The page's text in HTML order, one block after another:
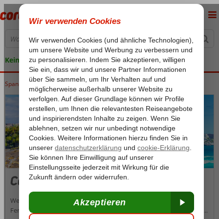
Keine versteckten Kosten
Home
Spanien Kanarische Inseln Teneriffa Costa Adeje
Costa Adeje
Wenn Sie auf der Suche nach Luxus sind, ist der weitläufige
Ferienort Costa Adeje genau das Richtige für Sie. Er grenzt an Playa